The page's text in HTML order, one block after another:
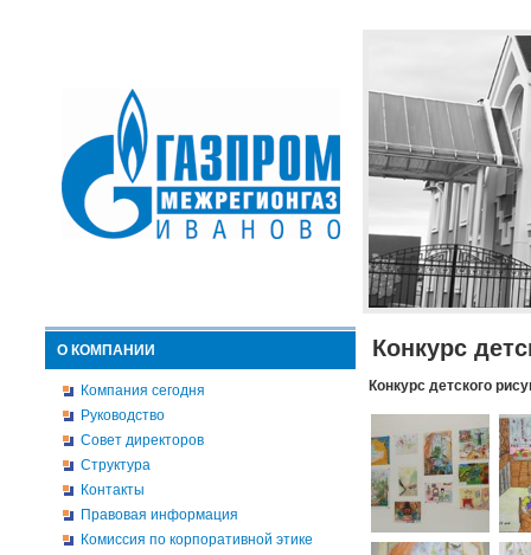
О КОМПАНИИ
Компания сегодня
Руководство
Совет директоров
Структура
Контакты
Правовая информация
Комиссия по корпоративной этике
Конкурс
Конкурс детского